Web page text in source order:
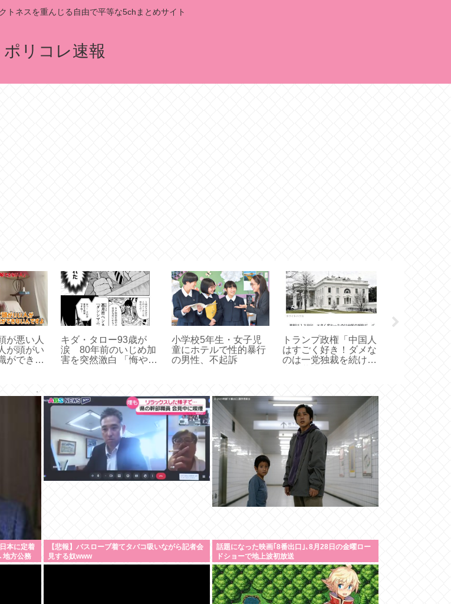
トネスを重んじる自由で平等な5chまとめサイト
ポリコレ速報
が悪い人
が頭がい
ができな
キダ・タロー93歳が
涙 80年前のいじめ加
害を突然激白 「悔やん
小学校5年生・女子児
童にホテルで性的暴行
の男性、不起訴
トランプ政権「中国人
はすごく好き！ダメな
のは一党独裁を続ける
本に定着
地方公務
【悲報】バスローブ着てタバコ吸いながら記者会
見する奴www
話題になった映画｢8番出口｣､8月28日の金曜ロー
ドショーで地上波初放送